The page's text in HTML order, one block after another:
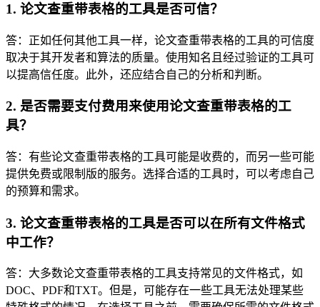
1. 论文查重带表格的工具是否可信？
答：正如任何其他工具一样，论文查重带表格的工具的可信度
取决于其开发者和算法的质量。使用知名且经过验证的工具可
以提高信任度。此外，还应结合自己的分析和判断。
2. 是否需要支付费用来使用论文查重带表格的工
具？
答：有些论文查重带表格的工具可能是收费的，而另一些可能
提供免费或限制版的服务。选择合适的工具时，可以考虑自己
的预算和需求。
3. 论文查重带表格的工具是否可以在所有文件格式
中工作？
答：大多数论文查重带表格的工具支持常见的文件格式，如
DOC、PDF和TXT。但是，可能存在一些工具无法处理某些